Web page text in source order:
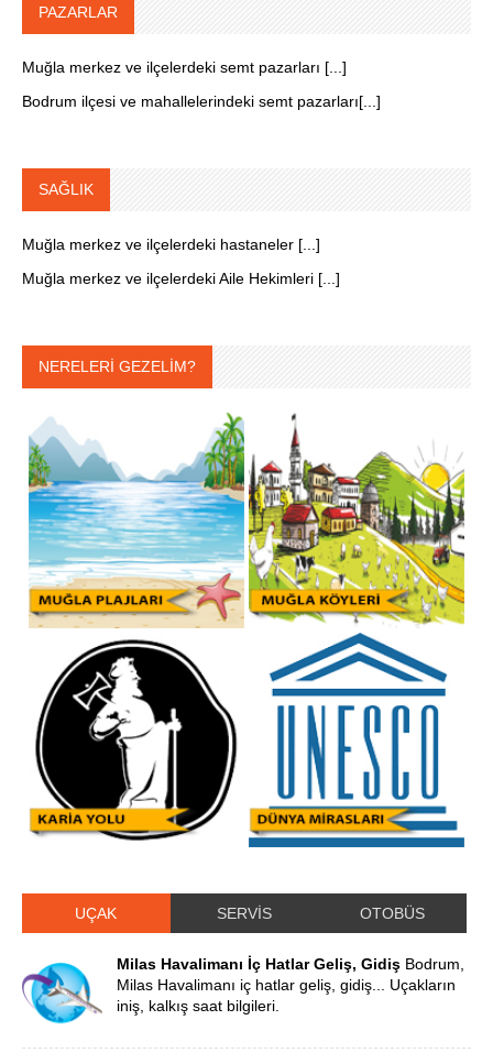
PAZARLAR
Muğla merkez ve ilçelerdeki semt pazarları [...]
Bodrum ilçesi ve mahallelerindeki semt pazarları[...]
SAĞLIK
Muğla merkez ve ilçelerdeki hastaneler [...]
Muğla merkez ve ilçelerdeki Aile Hekimleri [...]
NERELERİ GEZELİM?
UÇAK SERVİS OTOBÜS
Milas Havalimanı İç Hatlar Geliş, Gidiş Bodrum,
Milas Havalimanı iç hatlar geliş, gidiş... Uçakların
iniş, kalkış saat bilgileri.